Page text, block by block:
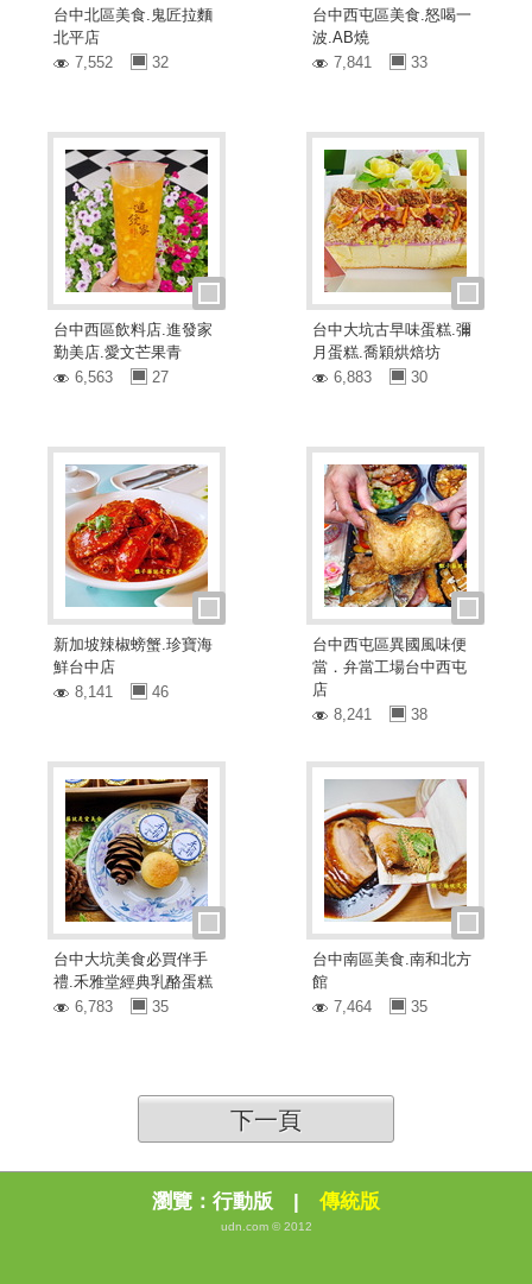
台中北區美食.鬼匠拉麵
北平店
7,552
32
台中西屯區美食.怒喝一
波.AB燒
7,841
33
台中西區飲料店.進發家
勤美店.愛文芒果青
6,563
27
台中大坑古早味蛋糕.彌
月蛋糕.喬穎烘焙坊
6,883
30
新加坡辣椒螃蟹.珍寶海
鮮台中店
8,141
46
台中西屯區異國風味便
當．弁當工場台中西屯
店
8,241
38
台中大坑美食必買伴手
禮.禾雅堂經典乳酪蛋糕
6,783
35
台中南區美食.南和北方
館
7,464
35
下一頁
瀏覽： 行動版 | 傳統版
udn.com © 2012